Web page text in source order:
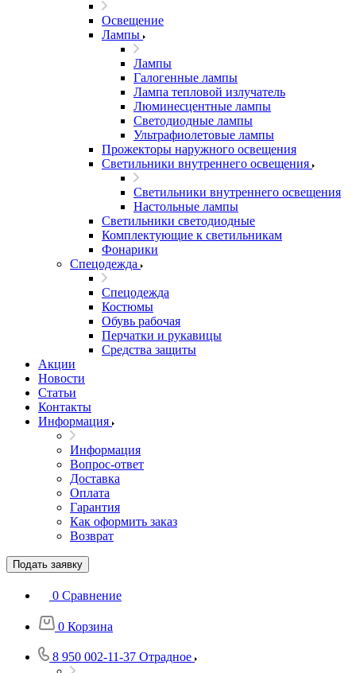
Освещение
Лампы
Лампы
Галогенные лампы
Лампа тепловой излучатель
Люминесцентные лампы
Светодиодные лампы
Ультрафиолетовые лампы
Прожекторы наружного освещения
Светильники внутреннего освещения
Светильники внутреннего освещения
Настольные лампы
Светильники светодиодные
Комплектующие к светильникам
Фонарики
Спецодежда
Спецодежда
Костюмы
Обувь рабочая
Перчатки и рукавицы
Средства защиты
Акции
Новости
Статьи
Контакты
Информация
Информация
Вопрос-ответ
Доставка
Оплата
Гарантия
Как оформить заказ
Возврат
Подать заявку
0 Сравнение
0 Корзина
8 950 002-11-37 Отрадное